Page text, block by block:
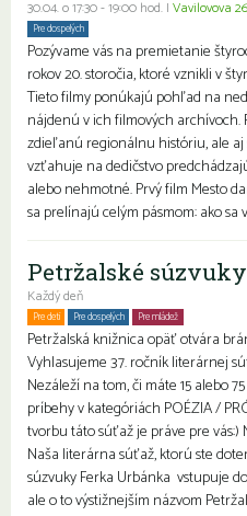
30.04. o 17:30 - 19:00 hod. | Vavilovova 26
Pre dospelých
Pozývame vás na premietanie
rokov 20. storočia, ktoré vznikli v
Tieto filmy ponúkajú pohľad na
nájdenú v ich filmových archívoch.
zdieľanú regionálnu históriu, ale aj
vzťahuje na dedičstvo
alebo nehmotné. Prvý film Mesto
sa prelínajú celým pásmom: ako sa
Petržalské
Každý deň
Pre deti Pre dospelých Pre mládež
Petržalská knižnica opäť otvára
Vyhlasujeme 37. ročník literárnej
Nezáleží na tom, či máte 15 alebo
príbehy v kategóriách POÉZIA /
tvorbu táto súťaž je práve pre
Naša literárna súťaž, ktorú ste
súzvuky Ferka Urbánka vstupuje
ale o to výstižnejším názvom